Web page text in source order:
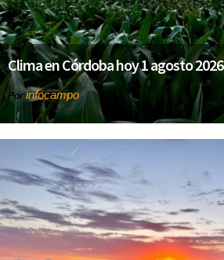
Clima en Córdoba hoy 1 agosto 2026
Por infocampo